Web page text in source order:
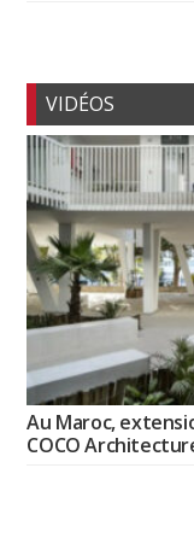
VIDÉOS
Au Maroc,
COCO